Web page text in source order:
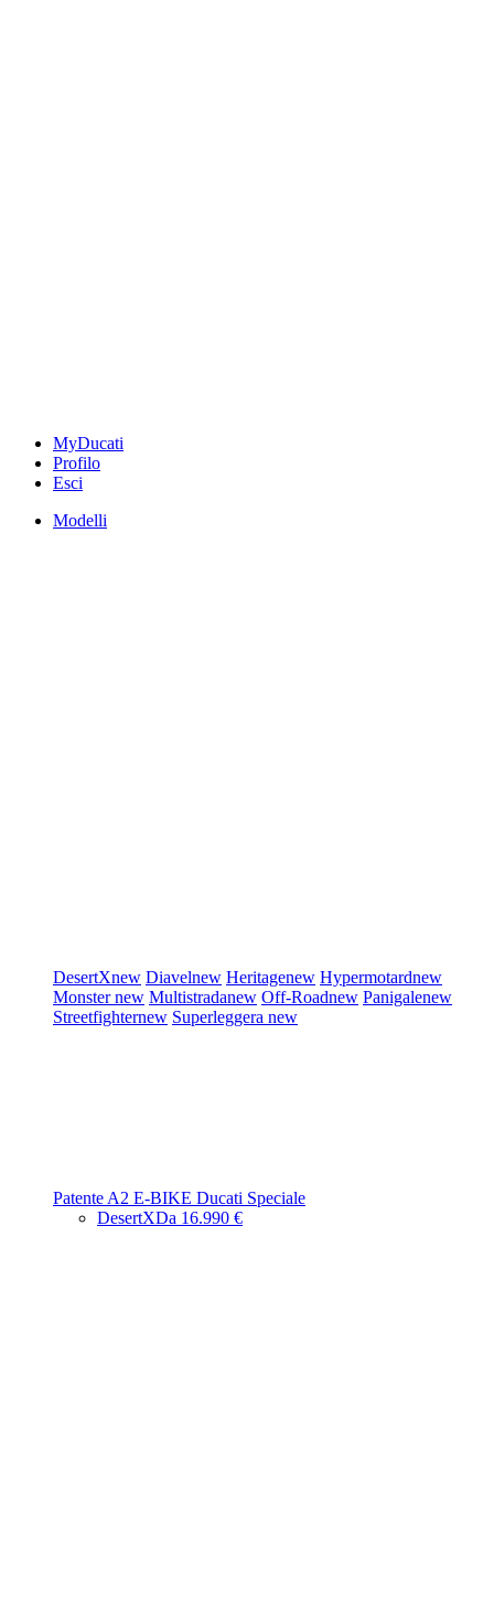
MyDucati
Profilo
Esci
Modelli
DesertXnew Diavelnew Heritagenew Hypermotardnew
Monsternew Multistradanew Off-Roadnew Panigalenew
Streetfighternew Superleggera new
Patente A2 E-BIKE Ducati Speciale
DesertXDa 16.990 €